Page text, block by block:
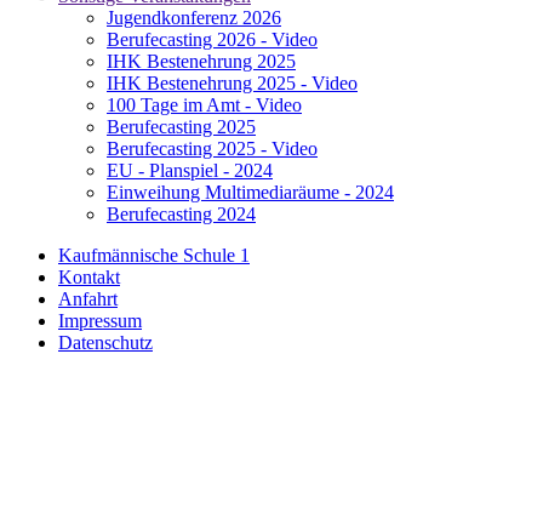
Jugendkonferenz 2026
Berufecasting 2026 - Video
IHK Bestenehrung 2025
IHK Bestenehrung 2025 - Video
100 Tage im Amt - Video
Berufecasting 2025
Berufecasting 2025 - Video
EU - Planspiel - 2024
Einweihung Multimediaräume - 2024
Berufecasting 2024
Kaufmännische Schule 1
Kontakt
Anfahrt
Impressum
Datenschutz